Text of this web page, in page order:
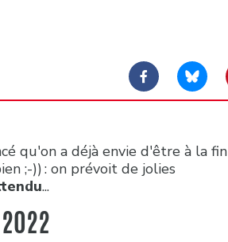
qu'on a déjà envie d'être à la fin
;-)) : on prévoit de jolies
...